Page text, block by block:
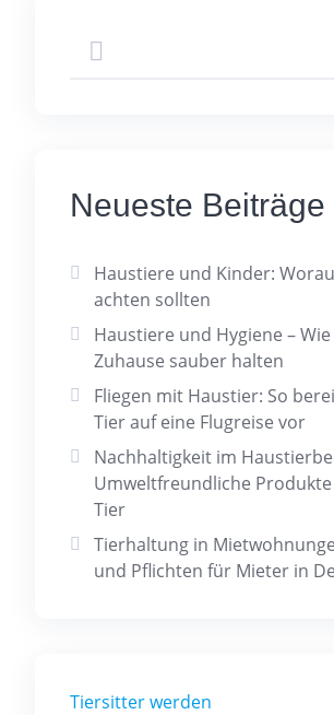
Neueste Beiträge
Haustiere und Kinder:
achten sollten
Haustiere und Hygiene –
Zuhause sauber halten
Fliegen mit Haustier: So
Tier auf eine Flugreise vor
Nachhaltigkeit im
Umweltfreundliche
Tier
Tierhaltung in
und Pflichten für Mieter in
Tiersitter werden